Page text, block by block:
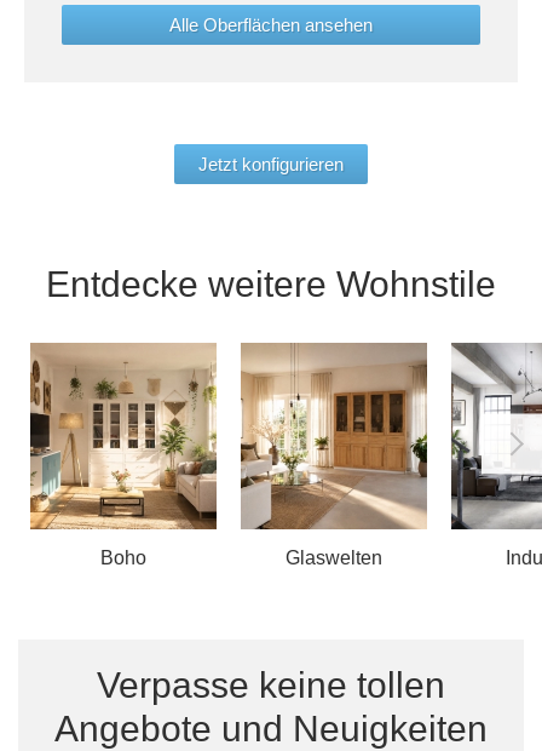
Alle Oberflächen ansehen
Jetzt konfigurieren
Entdecke weitere Wohnstile
Boho Glaswelten
Verpasse keine tollen
Angebote und Neuigkeiten